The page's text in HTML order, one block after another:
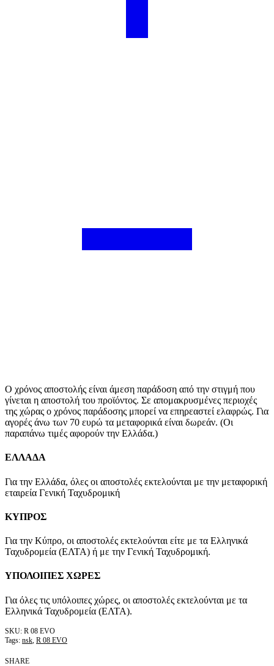
Ο χρόνος αποστολής είναι άμεση παράδοση από την στιγμή που
γίνεται η αποστολή του προϊόντος. Σε απομακρυσμένες περιοχές
της χώρας ο χρόνος παράδοσης μπορεί να επηρεαστεί ελαφρώς. Για
αγορές άνω των 70 ευρώ τα μεταφορικά είναι δωρεάν. (Οι
παραπάνω τιμές αφορούν την Ελλάδα.)
ΕΛΛΑΔΑ
Για την Ελλάδα, όλες οι αποστολές εκτελούνται με την μεταφορική
εταιρεία Γενική Ταχυδρομική
ΚΥΠΡΟΣ
Για την Κύπρο, οι αποστολές εκτελούνται είτε με τα Ελληνικά
Ταχυδρομεία (ΕΛΤΑ) ή με την Γενική Ταχυδρομική.
ΥΠΟΛΟΙΠΕΣ ΧΩΡΕΣ
Για όλες τις υπόλοιπες χώρες, οι αποστολές εκτελούνται με τα
Ελληνικά Ταχυδρομεία (ΕΛΤΑ).
R 08 EVO
Tags: nsk R 08 EVO
SHARE